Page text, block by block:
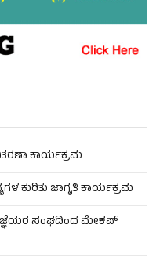
ಕಾರ್ಯಕ್ರಮ
ಕುರಿತು ಜಾಗೃತಿ ಕಾರ್ಯಕ್ರಮ
ಸಂಘದಿಂದ ಮೇಕಪ್